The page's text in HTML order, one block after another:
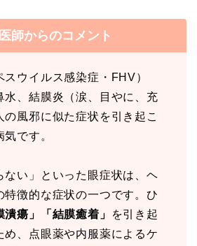
師からのコメント
ウイルス感染症・FHV）
水、結膜炎（涙、目やに、充
の風邪に似た症状を引き起こ
です。
ない」といった眼症状は、ヘ
特徴的な症状の一つです。ひ
潰瘍」「結膜癒着」
を引き起
め、点眼薬や内服薬によるケ